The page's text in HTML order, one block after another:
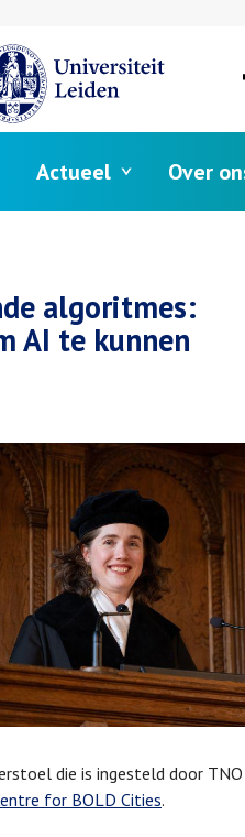
Actueel Over
algoritmes:
AI te kunnen
die is ingesteld door TNO
for BOLD Cities.